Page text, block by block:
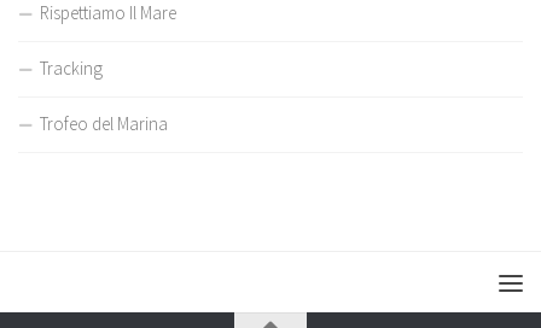
Rispettiamo Il Mare
Tracking
Trofeo del Marina